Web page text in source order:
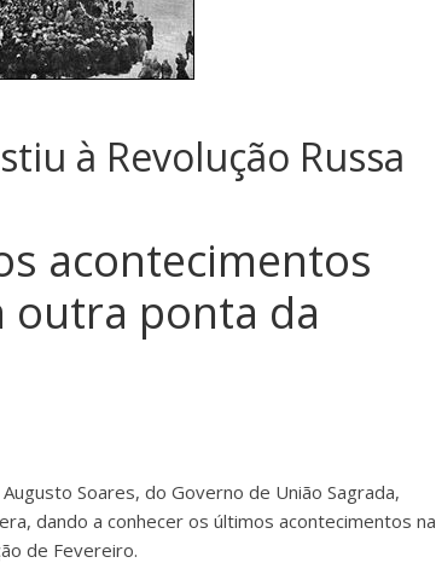
à Revolução Russa
acontecimentos
outra ponta da
Soares, do Governo de União Sagrada,
dando a conhecer os últimos acontecimentos na
de Fevereiro.